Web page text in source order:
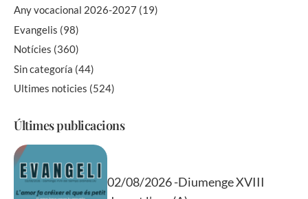
Any vocacional 2026-2027 (19)
Evangelis (98)
Notícies (360)
Sin categoría (44)
Ultimes noticies (524)
Últimes publicacions
02/08/2026 -Diumenge XVIII